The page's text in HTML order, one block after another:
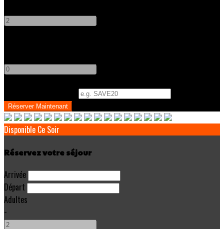
Disponible Ce Soir
Réservez votre séjour
Arrivée
Départ
Adultes
-